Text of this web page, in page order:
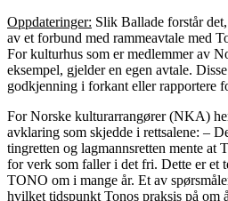
Oppdateringer: Slik Ballade forstår
av et forbund med rammeavtale med
For kulturhus som er medlemmer av
eksempel, gjelder en egen avtale.
godkjenning i forkant eller rapportere
For Norske kulturarrangører (NKA)
avklaring som skjedde i rettsalene: –
tingretten og lagmannsretten mente at
for verk som faller i det fri. Dette er et
TONO om i mange år. Et av
hvilket tidspunkt Tonos praksis på om